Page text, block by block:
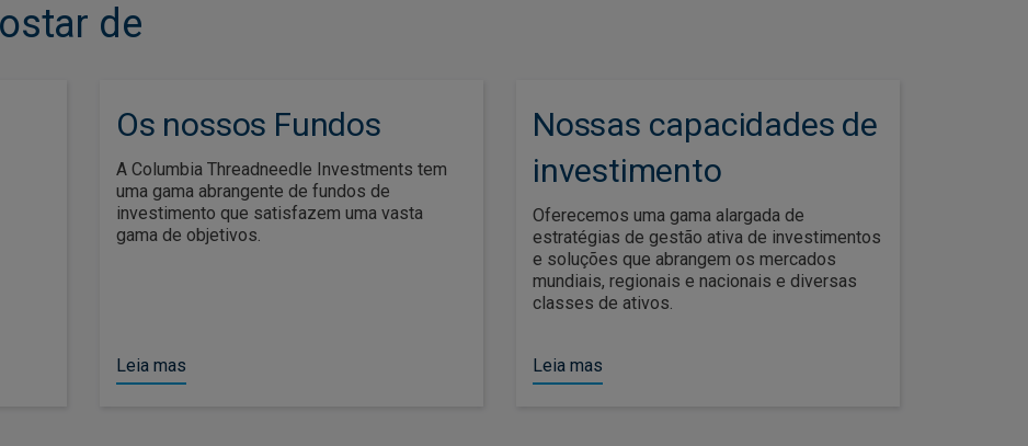
de
Os nossos Fundos
A Columbia Threadneedle Investments tem
uma gama abrangente de fundos de
investimento que satisfazem uma vasta
gama de objetivos.
Leia mas
Nossas capacidades de
investimento
Oferecemos uma gama alargada de
estratégias de gestão ativa de investimentos
e soluções que abrangem os mercados
mundiais, regionais e nacionais e diversas
classes de ativos.
Leia mas